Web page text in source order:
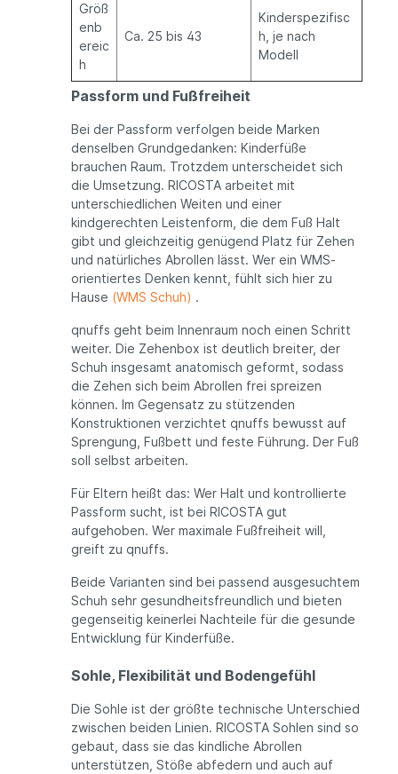
Größ
enb
ereic
h
Ca. 25 bis 43
Kinderspezifisc
h, je nach
Modell
Passform und Fußfreiheit
Bei der Passform verfolgen beide Marken
denselben Grundgedanken: Kinderfüße
brauchen Raum. Trotzdem unterscheidet sich
die Umsetzung. RICOSTA arbeitet mit
unterschiedlichen Weiten und einer
kindgerechten Leistenform, die dem Fuß Halt
gibt und gleichzeitig genügend Platz für Zehen
und natürliches Abrollen lässt. Wer ein WMS-
orientiertes Denken kennt, fühlt sich hier zu
Hause (WMS Schuh) .
qnuffs geht beim Innenraum noch einen Schritt
weiter. Die Zehenbox ist deutlich breiter, der
Schuh insgesamt anatomisch geformt, sodass
die Zehen sich beim Abrollen frei spreizen
können. Im Gegensatz zu stützenden
Konstruktionen verzichtet qnuffs bewusst auf
Sprengung, Fußbett und feste Führung. Der Fuß
soll selbst arbeiten.
Für Eltern heißt das: Wer Halt und kontrollierte
Passform sucht, ist bei RICOSTA gut
aufgehoben. Wer maximale Fußfreiheit will,
greift zu qnuffs.
Beide Varianten sind bei passend ausgesuchtem
Schuh sehr gesundheitsfreundlich und bieten
gegenseitig keinerlei Nachteile für die gesunde
Entwicklung für Kinderfüße.
Sohle, Flexibilität und Bodengefühl
Die Sohle ist der größte technische Unterschied
zwischen beiden Linien. RICOSTA Sohlen sind so
gebaut, dass sie das kindliche Abrollen
unterstützen, Stöße abfedern und auch auf